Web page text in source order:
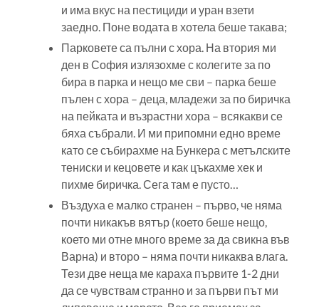
и има вкус на пестициди и уран взети
заедно. Поне водата в хотела беше такава;
Парковете са пълни с хора. На втория ми
ден в София излязохме с колегите за по
бира в парка и нещо ме сви – парка беше
пълен с хора – деца, младежи за по биричка
на пейката и възрастни хора – всякакви се
бяха събрали. И ми припомни едно време
като се събирахме на Бункера с метълските
тениски и кецовете и как цъкахме хек и
пихме биричка. Сега там е пусто…
Въздуха е малко странен – първо, че няма
почти никакъв вятър (което беше нещо,
което ми отне много време за да свикна във
Варна) и второ – няма почти никаква влага.
Тези две неща ме караха първите 1-2 дни
да се чувствам странно и за първи път ми